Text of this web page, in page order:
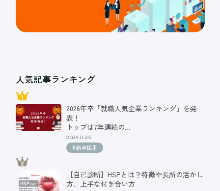
人気記事ランキング
2026年卒「就職人気企業ランキング」を発
表！
トップは7年連続の…
2024.11.25
#新卒採用
【自己診断】HSPとは？特徴や長所の活かし
方、上手な付き合い方